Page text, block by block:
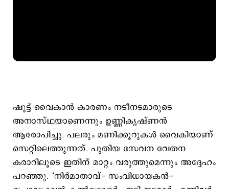
ഷൂട്ട്‌ വൈകാൻ കാരണം നടീനടമാരുടെ
അനാസ്ഥയാണെന്നും ഉണ്ണികൃഷ്ണന്‍
ആരോപിച്ചു. പലരും മണിക്കൂറുകൾ വൈകിയാണ്
സെറ്റിലെത്തുന്നത്. പുതിയ സേവന വേതന
കരാറിലൂടെ ഇതിന് മാറ്റം വരുത്തുമെന്നും അദ്ദേഹം
പറഞ്ഞു. ‘നിർമാതാവ്- സംവിധായകൻ-